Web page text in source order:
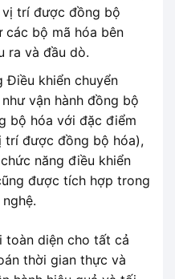
trí được đồng bộ
các bộ mã hóa bên
ra và đầu dò.
Điều khiển chuyển
vận hành đồng bộ
bộ hóa với đặc điểm
trí được đồng bộ hóa),
năng điều khiển
được tích hợp trong
toàn diện cho tất cả
thời gian thực và